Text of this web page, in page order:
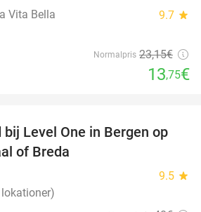
Vita Bella 9.7 star
Normalpris 23,15€
13,75€
50%
Level One in Bergen op
of Breda
9.5 star